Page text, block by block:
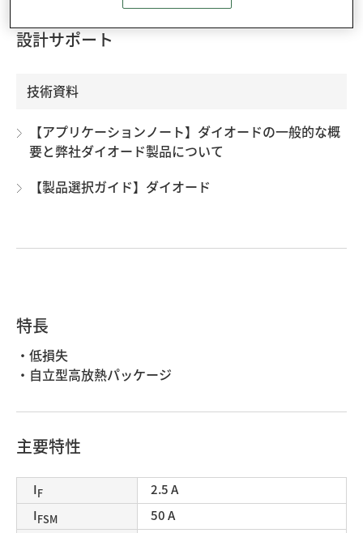
設計サポート
技術資料
【アプリケーションノート】ダイオードの一般的な概
要と弊社ダイオード製品について
【製品選択ガイド】ダイオード
特長
・低損失
・自立型高放熱パッケージ
主要特性
IF
2.5 A
IFSM
50 A